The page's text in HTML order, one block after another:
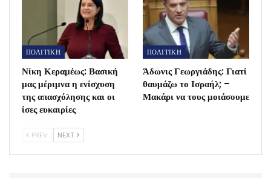
ΠΟΛΙΤΙΚΗ
Νίκη Κεραμέως: Βασική
μας μέριμνα η ενίσχυση
της απασχόλησης και οι
ίσες ευκαιρίες
ΠΟΛΙΤΙΚΗ
Άδωνις Γεωργιάδης: Γιατί
θαυμάζω το Ισραήλ; –
Μακάρι να τους μοιάσουμε
PREV NEXT